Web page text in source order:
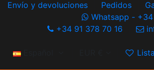
Envío y devoluciones Pedidos
Whatsapp -
+34 91 378 70 16
Español